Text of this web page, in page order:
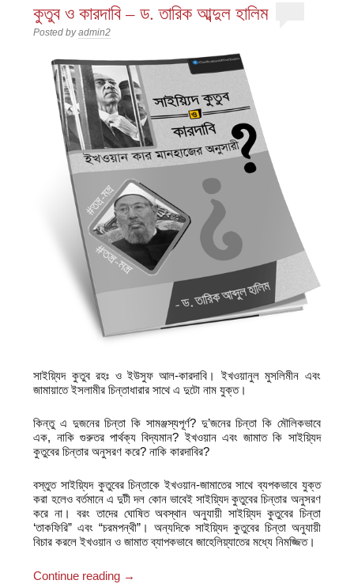
কুতুব ও কারদাবি – ড. তারিক আব্দুল হালিম
Posted byadmin2
সাইয়্যিদ কুতুব রহঃ ও ইউসুফ আল-কারদাবি। ইখওয়ানুল মুসলিমীন এবং
জামায়াতে ইসলামীর চিন্তাধারার সাথে এ দুটো নাম যুক্ত।
কিন্তু এ দুজনের চিন্তা কি সামঞ্জস্যপূর্ণ? দু’জনের চিন্তা কি মৌলিকভাবে
এক, নাকি গুরুতর পার্থক্য বিদ্যমান? ইখওয়ান এবং জামাত কি সাইয়্যিদ
কুতুবের চিন্তার অনুসরণ করে? নাকি কারদাবির?
বস্তুত সাইয়্যিদ কুতুবের চিন্তাকে ইখওয়ান-জামাতের সাথে ব্যপকভাবে যুক্ত
করা হলেও বর্তমানে এ দুটী দল কোন ভাবেই সাইয়্যিদ কুতুবের চিন্তার অনুসরণ
করে না। বরং তাদের ঘোষিত অবস্থান অনুযায়ী সাইয়্যিদ কুতুবের চিন্তা
‘তাকফিরি” এবং “চরমপন্থী”। অন্যদিকে সাইয়্যিদ কুতুবের চিন্তা অনুযায়ী
বিচার করলে ইখওয়ান ও জামাত ব্যাপকভাবে জাহেলিয়্যাতের মধ্যে নিমজ্জিত।
Continue reading →